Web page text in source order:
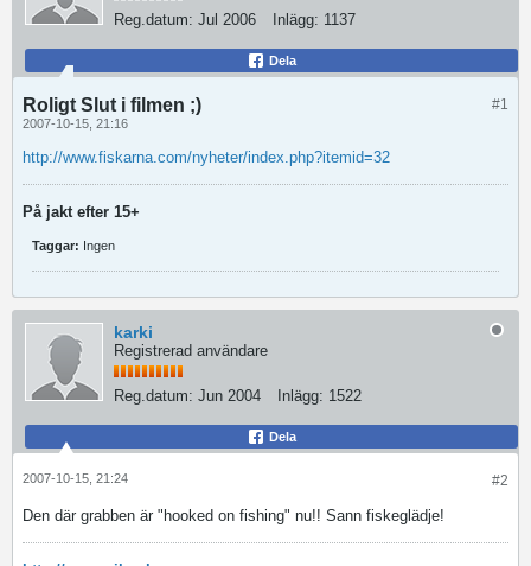
Reg.datum: Jul 2006 Inlägg: 1137
Dela
#1
Roligt Slut i filmen ;)
2007-10-15, 21:16
http://www.fiskarna.com/nyheter/index.php?itemid=32
På jakt efter 15+
Taggar: Ingen
karki
Registrerad användare
Reg.datum: Jun 2004 Inlägg: 1522
Dela
#2
2007-10-15, 21:24
Den där grabben är "hooked on fishing" nu!! Sann fiskeglädje!